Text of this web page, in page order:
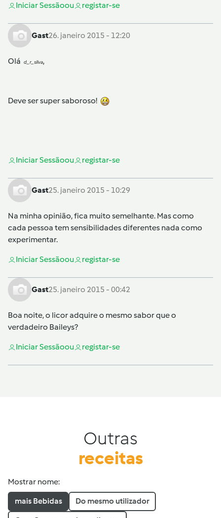
Iniciar Sessãoou registar-se
Gast26. janeiro 2015 - 12:20
Olá d_r_silva,
Deve ser super saboroso!
Iniciar Sessãoou registar-se
Gast25. janeiro 2015 - 10:29
Na minha opinião, fica muito semelhante. Mas como
cada pessoa tem sensibilidades diferentes nada como
experimentar.
Iniciar Sessãoou registar-se
Gast25. janeiro 2015 - 00:42
Boa noite, o licor adquire o mesmo sabor que o
verdadeiro Baileys?
Iniciar Sessãoou registar-se
Outras
receitas
Mostrar nome:
mais Bebidas Do mesmo utilizador